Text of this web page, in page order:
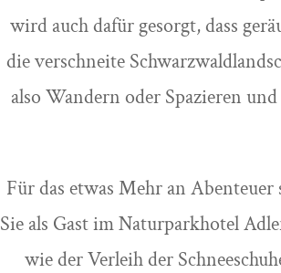
wird auch dafür gesorgt, dass
die verschneite
also Wandern oder Spazieren
Für das etwas Mehr an
Sie als Gast im Naturparkhotel
wie der Verleih der